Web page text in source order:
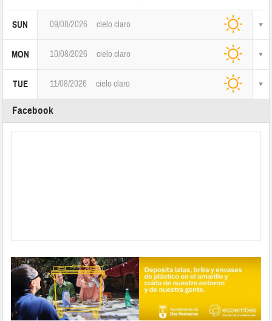
SUN 09/08/2026 cielo claro
MON 10/08/2026 cielo claro
TUE 11/08/2026 cielo claro
Facebook